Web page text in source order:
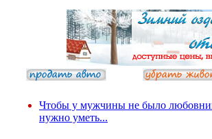
Чтобы у мужчины не было
нужно уметь...